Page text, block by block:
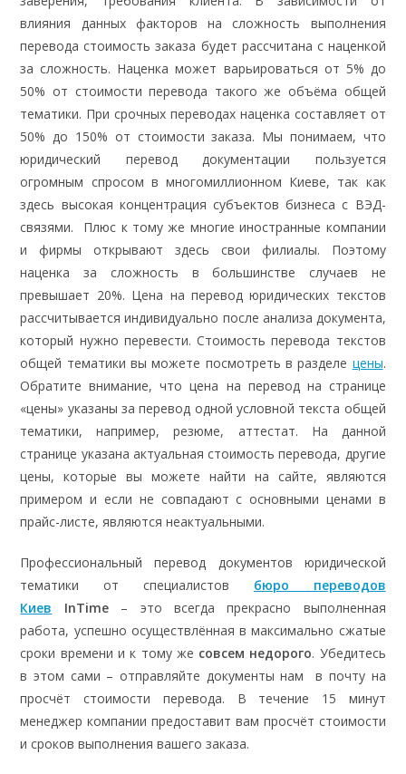
влияния данных факторов на сложность выполнения
перевода стоимость заказа будет рассчитана с наценкой
за сложность. Наценка может варьироваться от 5% до
50% от стоимости перевода такого же объёма общей
тематики. При срочных переводах наценка составляет от
50% до 150% от стоимости заказа. Мы понимаем, что
юридический перевод документации пользуется
огромным спросом в многомиллионном Киеве, так как
здесь высокая концентрация субъектов бизнеса с ВЭД-
связями. Плюс к тому же многие иностранные компании
и фирмы открывают здесь свои филиалы. Поэтому
наценка за сложность в большинстве случаев не
превышает 20%. Цена на перевод юридических текстов
рассчитывается индивидуально после анализа документа,
который нужно перевести. Стоимость перевода текстов
общей тематики вы можете посмотреть в разделе цены.
Обратите внимание, что цена на перевод на странице
«цены» указаны за перевод одной условной текста общей
тематики, например, резюме, аттестат. На данной
странице указана актуальная стоимость перевода, другие
цены, которые вы можете найти на сайте, являются
примером и если не совпадают с основными ценами в
прайс-листе, являются неактуальными.
Профессиональный перевод документов юридической
тематики от специалистов бюро переводов
Киев InTime– это всегда прекрасно выполненная
работа, успешно осуществлённая в максимально сжатые
сроки времени и к тому же совсем недорого. Убедитесь
в этом сами – отправляйте документы нам в почту на
просчёт стоимости перевода. В течение 15 минут
менеджер компании предоставит вам просчёт стоимости
и сроков выполнения вашего заказа.